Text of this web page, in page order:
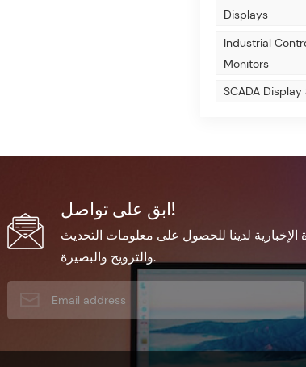
Displays
Industrial
Monitors
SCADA Display
ابق على تواصل!
لدينا للحصول على معلومات التحديث
والترويج والبصيرة.